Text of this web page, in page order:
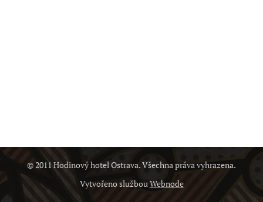
© 2011 Hodinový hotel Ostrava. Všechna práva vyhrazena.
Vytvořeno službouWebnode